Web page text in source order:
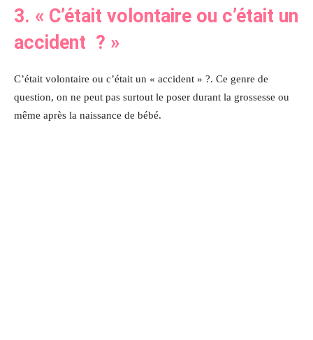
3. « C’était volontaire ou c’était un
accident ? »
C’était volontaire ou c’était un « accident » ?. Ce genre de
question, on ne peut pas surtout le poser durant la grossesse ou
même après la naissance de bébé.